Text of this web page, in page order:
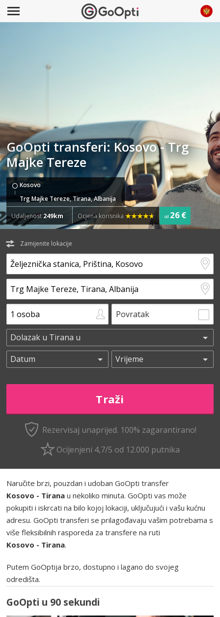
GoOpti transferi: Kosovo - Trg
Majke Tereze
Kosovo
Trg Majke Tereze, Tirana, Albanija
Udaljenost 249km Ocjena korisnika od 26 €
Zamijenite lokacije
Povratak
Rezervisaj unaprijed. 100% zagarantirano!
Ocijenjeni 4,7/5 od 12.000 putnika
Naručite brzi, pouzdan i udoban GoOpti transfer
Kosovo - Tirana u nekoliko minuta. GoOpti vas može
pokupiti i iskrcati na bilo kojoj lokaciji, uključujući i vašu kućnu
adresu. GoOpti transferi se prilagođavaju vašim potrebama s
više fleksibilnih rasporeda za transfere na ruti
Kosovo - Tirana.
Putem GoOptija brzo, dostupno i lagano do svojeg
odredišta.
GoOpti u 90 sekundi